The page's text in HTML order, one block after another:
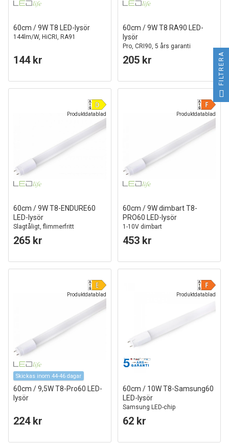
60cm / 9W T8 LED-lysör
144lm/W, HiCRI, RA91
144 kr
60cm / 9W T8 RA90 LED-
lysör
Pro, CRI90, 5 års garanti
205 kr
Produktdatablad
60cm / 9W T8-ENDURE60
LED-lysör
Slagtåligt, flimmerfritt
265 kr
Produktdatablad
60cm / 9W dimbart T8-
PRO60 LED-lysör
1-10V dimbart
453 kr
Produktdatablad
Skickas inom 44-46 dagar
60cm / 9,5W T8-Pro60 LED-
lysör
224 kr
Produktdatablad
60cm / 10W T8-Samsung60
LED-lysör
Samsung LED-chip
62 kr
FILTRERA